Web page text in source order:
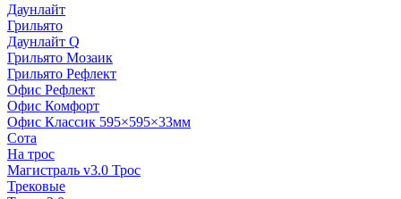
Даунлайт
Грильято
Даунлайт Q
Грильято Мозаик
Грильято Рефлект
Офис Рефлект
Офис Комфорт
Офис Классик 595×595×33мм
Сота
На трос
Магистраль v3.0 Трос
Трековые